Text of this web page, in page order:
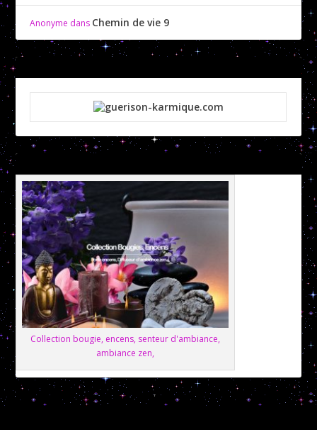
Anonyme dans Chemin de vie 9
Collection bougie, encens, senteur d'ambiance,
ambiance zen,